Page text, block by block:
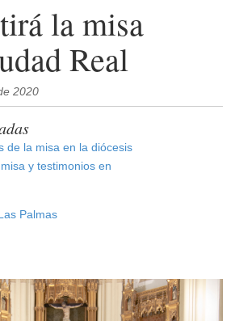
la misa
Real
2020
de la misa en la diócesis
y testimonios en
Palmas